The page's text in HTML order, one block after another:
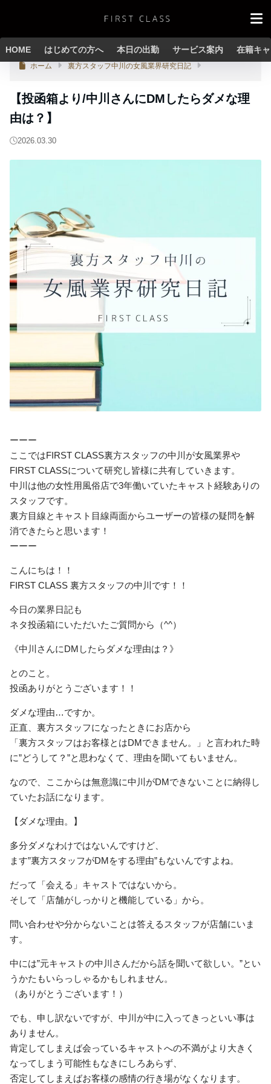
HOME はじめての方へ 本日の出勤 サービス案内 在籍キ
ホーム 裏方スタッフ中川の女風業界研究日記
【投函箱より/中川さんにDMしたらダメな理
由は？】
2026.03.30
ーーー
ここではFIRST CLASS裏方スタッフの中川が女風業界や
FIRST CLASSについて研究し皆様に共有していきます。
中川は他の女性用風俗店で3年働いていたキャスト経験ありの
スタッフです。
裏方目線とキャスト目線両面からユーザーの皆様の疑問を解
消できたらと思います！
ーーー
こんにちは！！
FIRST CLASS 裏方スタッフの中川です！！
今日の業界日記も
ネタ投函箱にいただいたご質問から（^^）
《中川さんにDMしたらダメな理由は？》
とのこと。
投函ありがとうございます！！
ダメな理由…ですか。
正直、裏方スタッフになったときにお店から
「裏方スタッフはお客様とはDMできません。」と言われた時
に”どうして？”と思わなくて、理由を聞いてもいません。
なので、ここからは無意識に中川がDMできないことに納得し
ていたお話になります。
【ダメな理由。】
多分ダメなわけではないんですけど、
ます”裏方スタッフがDMをする理由”もないんですよね。
だって「会える」キャストではないから。
そして「店舗がしっかりと機能している」から。
問い合わせや分からないことは答えるスタッフが店舗にいま
す。
中には”元キャストの中川さんだから話を聞いて欲しい。”とい
うかたもいらっしゃるかもしれません。
（ありがとうございます！）
でも、申し訳ないですが、中川が中に入ってきっといい事は
ありません。
肯定してしまえば会っているキャストへの不満がより大きく
なってしまう可能性もなきにしろあらず、
否定してしまえばお客様の感情の行き場がなくなります。